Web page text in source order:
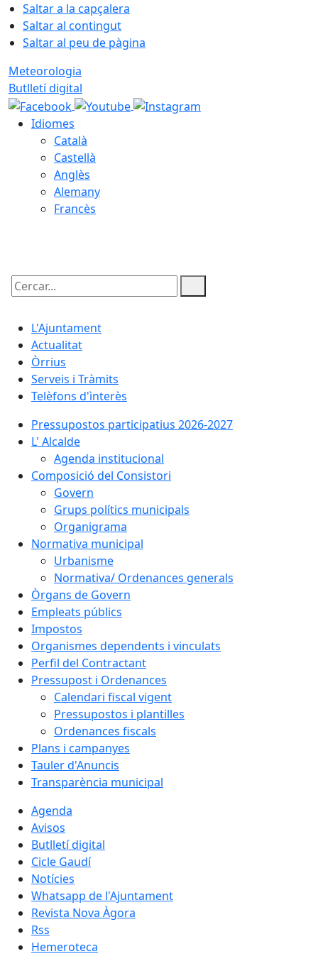
Saltar a la capçalera
Saltar al contingut
Saltar al peu de pàgina
Meteorologia
Butlletí digital
Idiomes
Català
Castellà
Anglès
Alemany
Francès
Cercar:
L'Ajuntament
Actualitat
Òrrius
Serveis i Tràmits
Telèfons d'ìnterès
Pressupostos participatius 2026-2027
L' Alcalde
Agenda institucional
Composició del Consistori
Govern
Grups polítics municipals
Organigrama
Normativa municipal
Urbanisme
Normativa/ Ordenances generals
Òrgans de Govern
Empleats públics
Impostos
Organismes dependents i vinculats
Perfil del Contractant
Pressupost i Ordenances
Calendari fiscal vigent
Pressupostos i plantilles
Ordenances fiscals
Plans i campanyes
Tauler d'Anuncis
Transparència municipal
Agenda
Avisos
Butlletí digital
Cicle Gaudí
Notícies
Whatsapp de l'Ajuntament
Revista Nova Àgora
Rss
Hemeroteca